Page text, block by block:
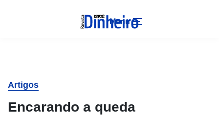
Menu
Artigos
Encarando a queda